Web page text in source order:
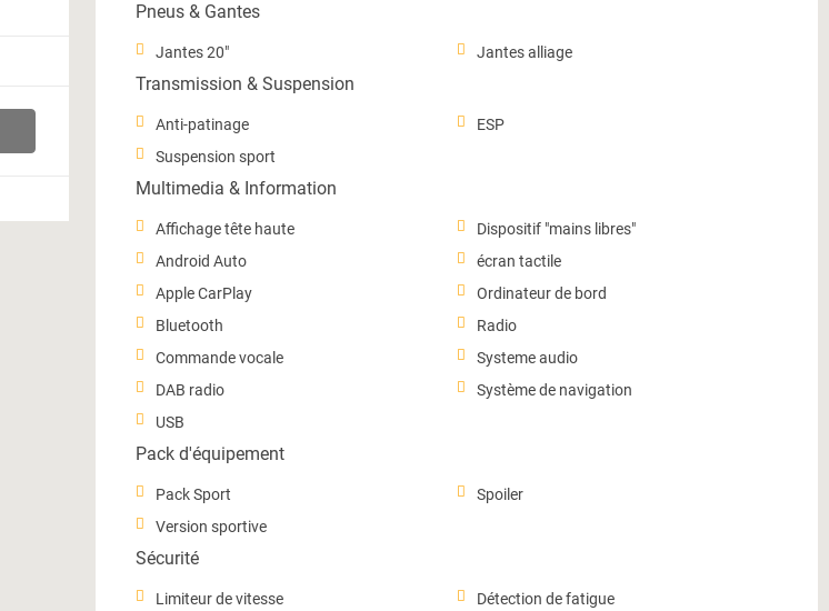
Pneus & Gantes
Jantes 20" Jantes alliage
Transmission & Suspension
Anti-patinage
Suspension sport
ESP
Multimedia & Information
Affichage tête haute
Android Auto
Apple CarPlay
Bluetooth
Commande vocale
DAB radio
USB
Dispositif "mains libres"
écran tactile
Ordinateur de bord
Radio
Systeme audio
Système de navigation
Pack d'équipement
Pack Sport
Version sportive
Spoiler
Sécurité
Limiteur de vitesse
Détection de fatigue